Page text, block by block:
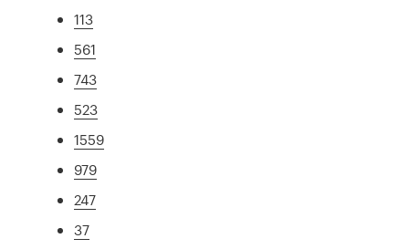
113
561
743
523
1559
979
247
37